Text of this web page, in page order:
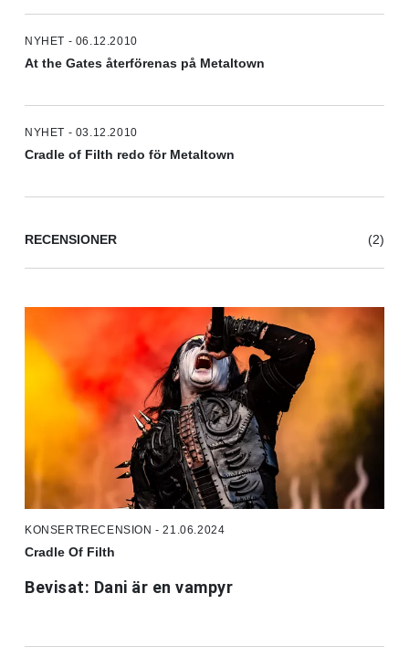
NYHET - 06.12.2010
At the Gates återförenas på Metaltown
NYHET - 03.12.2010
Cradle of Filth redo för Metaltown
RECENSIONER (2)
KONSERTRECENSION - 21.06.2024
Cradle Of Filth
Bevisat: Dani är en vampyr